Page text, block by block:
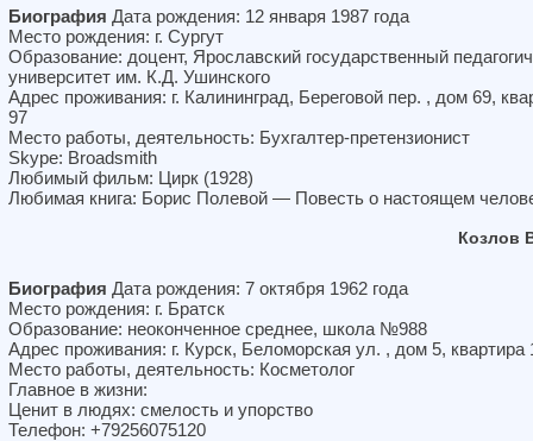
Биография Дата рождения: 12 января 1987 года
Место рождения: г. Сургут
Образование: доцент, Ярославский государственный
университет им. К.Д. Ушинского
Адрес проживания: г. Калининград, Береговой пер. , дом 69,
97
Место работы, деятельность: Бухгалтер-претензионист
Skype: Broadsmith
Любимый фильм: Цирк (1928)
Любимая книга: Борис Полевой — Повесть о настоящем
Козлов
Биография Дата рождения: 7 октября 1962 года
Место рождения: г. Братск
Образование: неоконченное среднее, школа №988
Адрес проживания: г. Курск, Беломорская ул. , дом 5, квартира
Место работы, деятельность: Косметолог
Главное в жизни:
Ценит в людях: смелость и упорство
Телефон: +79256075120